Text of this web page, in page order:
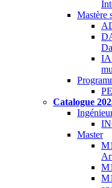
Mastère
IA
Catalogue
Master